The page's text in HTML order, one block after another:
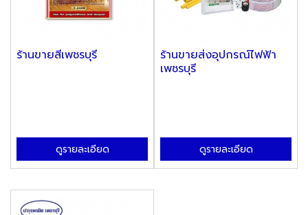
ร้านขายสีเพชรบุรี
ดูรายละเอียด
ร้านขายส่งอุปกรณ์ไฟฟ้า
เพชรบุรี
ดูรายละเอียด